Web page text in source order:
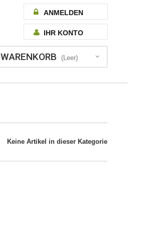
ANMELDEN
IHR KONTO
WARENKORB (Leer)
Keine Artikel in dieser Kategorie